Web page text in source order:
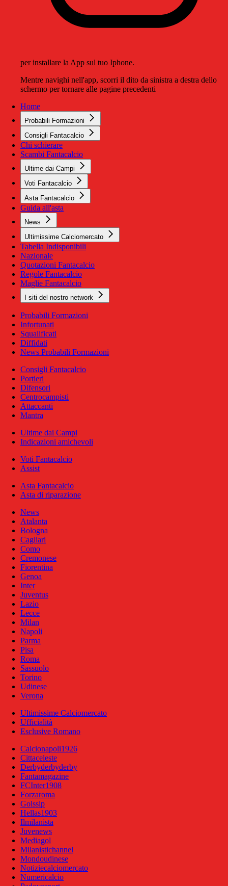
per installare la App sul tuo Iphone.
Mentre navighi nell'app, scorri il dito da sinistra a destra dello
schermo per tornare alle pagine precedenti
Home
Probabili Formazioni
Consigli Fantacalcio
Chi schierare
Scambi Fantacalcio
Ultime dai Campi
Voti Fantacalcio
Asta Fantacalcio
Guida all'asta
News
Ultimissime Calciomercato
Tabella Indisponibili
Nazionale
Quotazioni Fantacalcio
Regole Fantacalcio
Maglie Fantacalcio
I siti del nostro network
Probabili Formazioni
Infortunati
Squalificati
Diffidati
News Probabili Formazioni
Consigli Fantacalcio
Portieri
Difensori
Centrocampisti
Attaccanti
Mantra
Ultime dai Campi
Indicazioni amichevoli
Voti Fantacalcio
Assist
Asta Fantacalcio
Asta di riparazione
News
Atalanta
Bologna
Cagliari
Como
Cremonese
Fiorentina
Genoa
Inter
Juventus
Lazio
Lecce
Milan
Napoli
Parma
Pisa
Roma
Sassuolo
Torino
Udinese
Verona
Ultimissime Calciomercato
Ufficialità
Esclusive Romano
Calcionapoli1926
Cittaceleste
Derbyderbyderby
Fantamagazine
FCInter1908
Forzaroma
Golssip
Hellas1903
Ilmilanista
Juvenews
Mediagol
Milanistichannel
Mondoudinese
Notiziecalciomercato
Numericalcio